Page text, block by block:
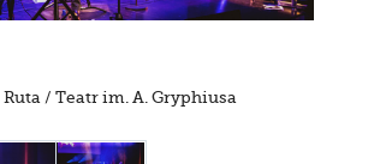
Ruta / Teatr im. A. Gryphiusa